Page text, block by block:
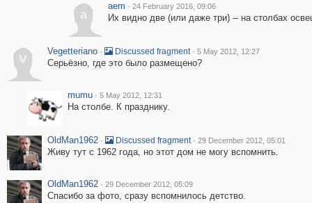
a
aem · 24 February 2016, 09:06
Их видно две (или даже три) -- на столбах
V
Vegetteriano · Discussed fragment · 5 May 2012, 12:27
Серьёзно, где это было размещено?
mumu · 5 May 2012, 12:31
На столбе. К празднику.
OldMan1962 · Discussed fragment · 29 December 2012, 05:01
Живу тут с 1962 года, но этот дом не могу вспомнить.
OldMan1962 · 29 December 2012, 05:09
Спасибо за фото, сразу вспомнилось детство.